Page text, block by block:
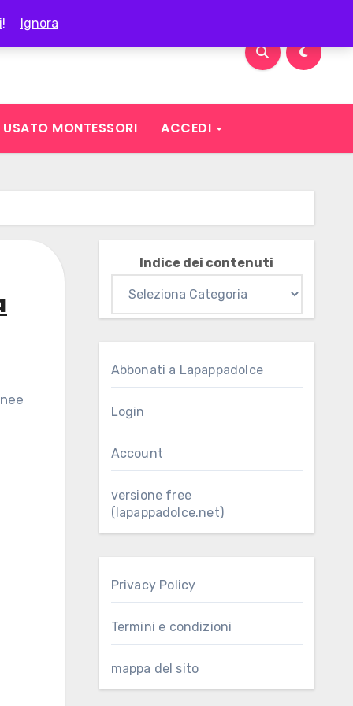
! Ignora
USATO MONTESSORI ACCEDI
Indice dei contenuti
Abbonati a Lapappadolce
Login
Account
versione free
(lapappadolce.net)
Privacy Policy
Termini e condizioni
mappa del sito